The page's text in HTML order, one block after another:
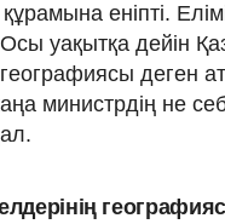
еніпті.
уақытқа дейін
деген
министрдің не